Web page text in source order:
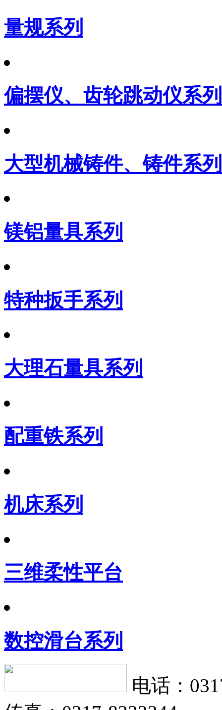
量规系列
偏摆仪、齿轮跳动仪系列
大型机械铸件、铸件系列
镁铝量具系列
特种扳手系列
大理石量具系列
配重铁系列
机床系列
三维柔性平台
数控滑台系列
电话：